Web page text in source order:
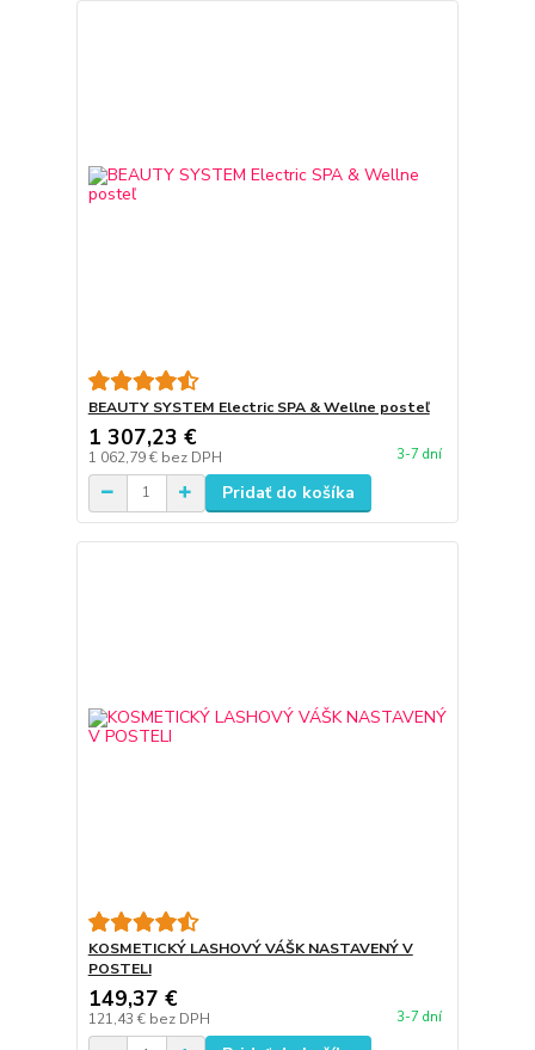
BEAUTY SYSTEM Electric SPA & Wellne posteľ
1 307,23 €
1 062,79 € bez DPH 3-7 dní
Pridať do košíka
KOSMETICKÝ LASHOVÝ VÁŠK NASTAVENÝ V
POSTELI
149,37 €
121,43 € bez DPH 3-7 dní